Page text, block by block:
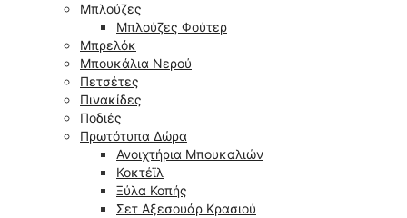
Μπλούζες
Μπλούζες Φούτερ
Μπρελόκ
Μπουκάλια Νερού
Πετσέτες
Πινακίδες
Ποδιές
Πρωτότυπα Δώρα
Ανοιχτήρια Μπουκαλιών
Κοκτέϊλ
Ξύλα Κοπής
Σετ Αξεσουάρ Κρασιού